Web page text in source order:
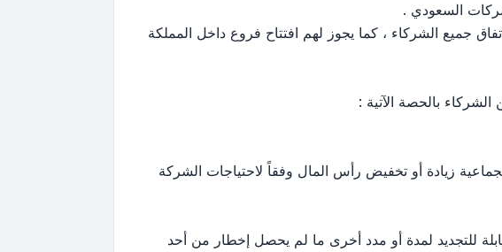
السعودي .
جميع الشركاء ، كما يجوز لهم افتتاح فروع داخل المملكة
بالحصة الآتية :
زيادة أو تخفيض رأس المال وفقاً لاحتياجات الشركة
بـ ( ... ) سنة تبدأ من يوم / / 1400هـ وتنتهي في يوم / / 1400هـ وهي قابلة للتجديد لمدة أو مدد أخرى ما لم يحصل إخطار من أحد